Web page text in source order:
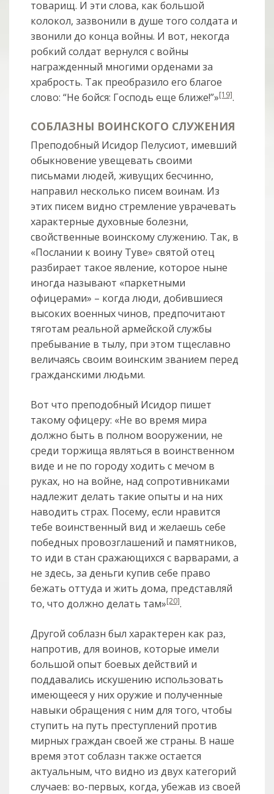
товарищ. И эти слова, как большой
колокол, зазвонили в душе того солдата и
звонили до конца войны. И вот, некогда
робкий солдат вернулся с войны
награжденный многими орденами за
храбрость. Так преобразило его благое
слово: “Не бойся: Господь еще ближе!”»[19].
СОБЛАЗНЫ ВОИНСКОГО СЛУЖЕНИЯ
Преподобный Исидор Пелусиот, имевший
обыкновение увещевать своими
письмами людей, живущих бесчинно,
направил несколько писем воинам. Из
этих писем видно стремление уврачевать
характерные духовные болезни,
свойственные воинскому служению. Так, в
«Послании к воину Туве» святой отец
разбирает такое явление, которое ныне
иногда называют «паркетными
офицерами» – когда люди, добившиеся
высоких военных чинов, предпочитают
тяготам реальной армейской службы
пребывание в тылу, при этом тщеславно
величаясь своим воинским званием перед
гражданскими людьми.
Вот что преподобный Исидор пишет
такому офицеру: «Не во время мира
должно быть в полном вооружении, не
среди торжища являться в воинственном
виде и не по городу ходить с мечом в
руках, но на войне, над сопротивниками
надлежит делать такие опыты и на них
наводить страх. Посему, если нравится
тебе воинственный вид и желаешь себе
победных провозглашений и памятников,
то иди в стан сражающихся с варварами, а
не здесь, за деньги купив себе право
бежать оттуда и жить дома, представляй
то, что должно делать там»[20].
Другой соблазн был характерен как раз,
напротив, для воинов, которые имели
большой опыт боевых действий и
поддавались искушению использовать
имеющееся у них оружие и полученные
навыки обращения с ним для того, чтобы
ступить на путь преступлений против
мирных граждан своей же страны. В наше
время этот соблазн также остается
актуальным, что видно из двух категорий
случаев: во-первых, когда, убежав из своей